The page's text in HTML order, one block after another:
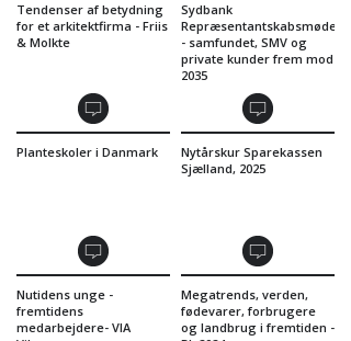
Tendenser af betydning
for et arkitektfirma - Friis
& Molkte
Sydbank
Repræsentantskabsmøde
- samfundet, SMV og
private kunder frem mod
2035
Planteskoler i Danmark
Nytårskur Sparekassen
Sjælland, 2025
Nutidens unge -
fremtidens
medarbejdere- VIA
Megatrends, verden,
fødevarer, forbrugere
og landbrug i fremtiden -